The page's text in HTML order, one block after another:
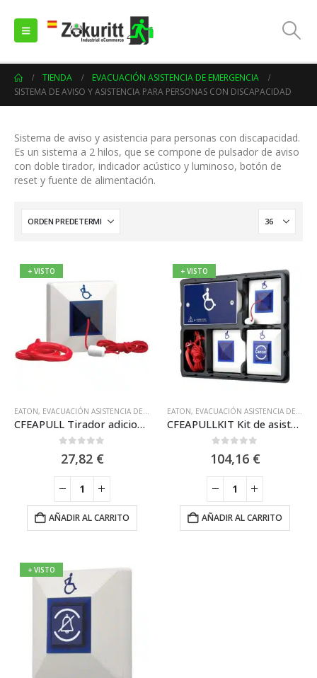
TIENDA
EVACUACIÓN ASISTENCIA DE EMERGENCIA
SISTEMA DE AVISO Y ASISTENCIA PARA PERSONAS CON DISCAPACIDAD
Sistema de aviso y asistencia para personas con discapacidad.
Es un sistema a 2 hilos, que se compone de pulsador de aviso
con doble tirador, indicador acústico y luminoso, botón de
reset y fuente de alimentación.
+ VISTO
EATON, EVACUACIÓN ASISTENCIA DE EMERGENCIA , SISTEMA DE AVISO Y ASISTENCIA
CFEAPULL Tirador adicional para Kit de asistencia para personas discapacitadas de EATON
27,82 €
AÑADIR AL CARRITO
+ VISTO
EATON, EVACUACIÓN ASISTENCIA DE EMERGENCIA
CFEAPULLKIT Kit de asistencia para personas discapacitadas de EATON
104,16 €
AÑADIR AL CARRITO
+ VISTO